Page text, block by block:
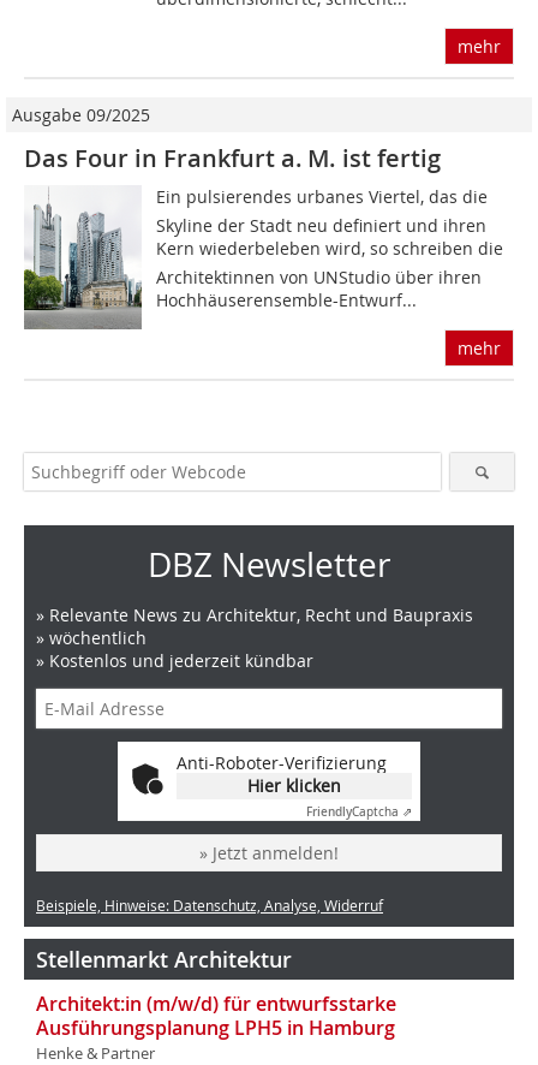
mehr
Ausgabe 09/2025
Das Four in Frankfurt a. M. ist fertig
Ein pulsierendes urbanes Viertel, das die
Skyline der Stadt neu definiert und ihren
Kern wiederbeleben wird, so schreiben die
Architektinnen von UNStudio über ihren
Hochhäuserensemble-Entwurf...
mehr
DBZ Newsletter
» Relevante News zu Architektur, Recht und Baupraxis
» wöchentlich
» Kostenlos und jederzeit kündbar
Anti-Roboter-Verifizierung
Hier klicken
FriendlyCaptcha ⇗
» Jetzt anmelden!
Beispiele, Hinweise: Datenschutz, Analyse, Widerruf
Stellenmarkt Architektur
Architekt:in (m/w/d) für entwurfsstarke
Ausführungsplanung LPH5 in Hamburg
Henke & Partner